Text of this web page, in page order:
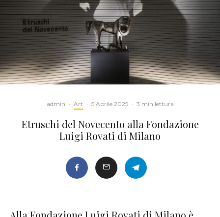
admin · Art · 5 Aprile 2025 · 3 min lettura
Etruschi del Novecento alla Fondazione
Luigi Rovati di Milano